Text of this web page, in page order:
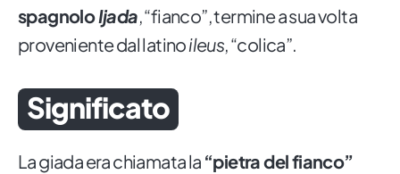
spagnoloIjada, “fianco”, termine a sua volta
proveniente dal latinoileus, “colica”.
Significato
La giada era chiamata la “pietra del fianco”